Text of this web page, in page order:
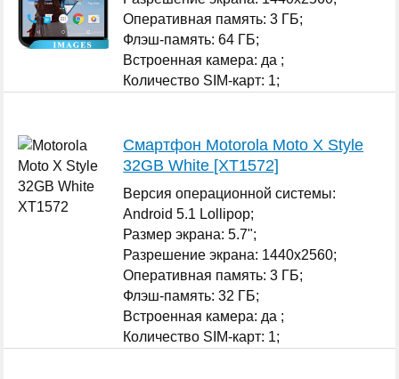
Оперативная память: 3 ГБ;
Флэш-память: 64 ГБ;
Встроенная камера: да ;
Количество SIM-карт: 1;
Смартфон Motorola Moto X Style
32GB White [XT1572]
Версия операционной системы:
Android 5.1 Lollipop;
Размер экрана: 5.7";
Разрешение экрана: 1440x2560;
Оперативная память: 3 ГБ;
Флэш-память: 32 ГБ;
Встроенная камера: да ;
Количество SIM-карт: 1;